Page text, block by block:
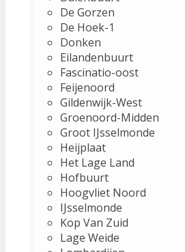
De Gorzen
De Hoek-1
Donken
Eilandenbuurt
Fascinatio-oost
Feijenoord
Gildenwijk-West
Groenoord-Midden
Groot IJsselmonde
Heijplaat
Het Lage Land
Hofbuurt
Hoogvliet Noord
IJsselmonde
Kop Van Zuid
Lage Weide